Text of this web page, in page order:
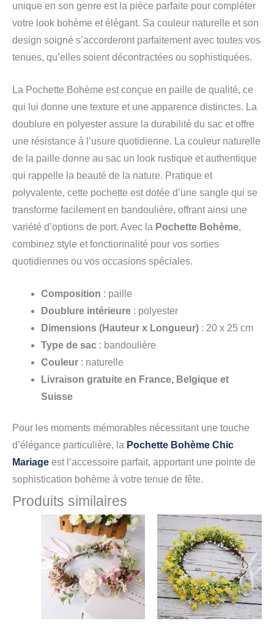
unique en son genre est la pièce parfaite pour compléter
votre look bohème et élégant. Sa couleur naturelle et son
design soigné s’accorderont parfaitement avec toutes vos
tenues, qu’elles soient décontractées ou sophistiquées.
La Pochette Bohème est conçue en paille de qualité, ce
qui lui donne une texture et une apparence distinctes. La
doublure en polyester assure la durabilité du sac et offre
une résistance à l’usure quotidienne. La couleur naturelle
de la paille donne au sac un look rustique et authentique
qui rappelle la beauté de la nature. Pratique et
polyvalente, cette pochette est dotée d’une sangle qui se
transforme facilement en bandoulière, offrant ainsi une
variété d’options de port. Avec la Pochette Bohème,
combinez style et fonctionnalité pour vos sorties
quotidiennes ou vos occasions spéciales.
Composition : paille
Doublure intérieure : polyester
Dimensions (Hauteur x Longueur): 20 x 25 cm
Type de sac: bandoulière
Couleur: naturelle
Livraison gratuite en France, Belgique et
Suisse
Pour les moments mémorables nécessitant une touche
d’élégance particulière, la Pochette Bohème Chic
Mariage est l’accessoire parfait, apportant une pointe de
sophistication bohème à votre tenue de fête.
Produits similaires